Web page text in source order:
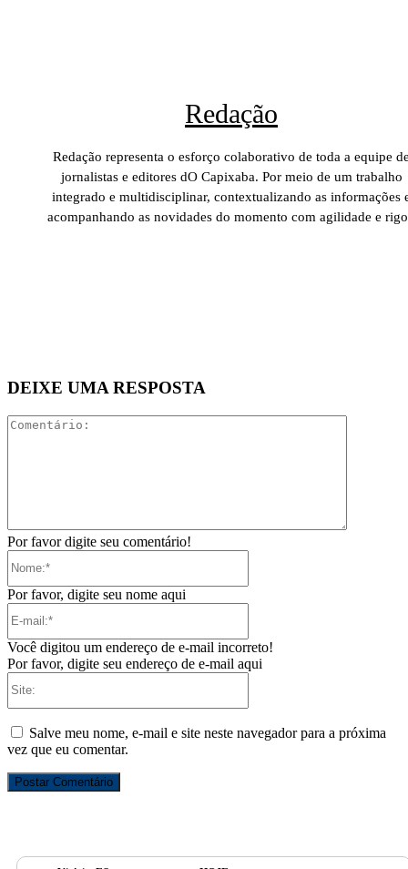
Redação
Redação representa o esforço colaborativo de toda a equipe
jornalistas e editores dO Capixaba. Por meio de um trabalho
integrado e multidisciplinar, contextualizando as informações
acompanhando as novidades do momento com agilidade e
DEIXE UMA RESPOSTA
Por favor digite seu comentário!
Por favor, digite seu nome aqui
Você digitou um endereço de e-mail incorreto!
Por favor, digite seu endereço de e-mail aqui
Salve meu nome, e-mail e site neste navegador para a próxima
vez que eu comentar.